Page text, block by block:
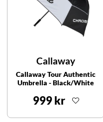
Callaway
Callaway Tour Authentic
Umbrella - Black/White
999 kr